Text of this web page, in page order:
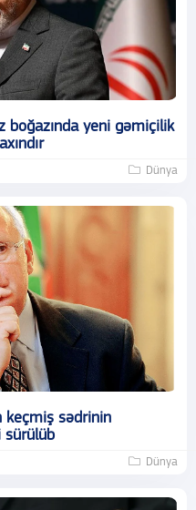
boğazında yeni gəmiçilik
Dünya
keçmiş sədrinin
sürülüb
Dünya